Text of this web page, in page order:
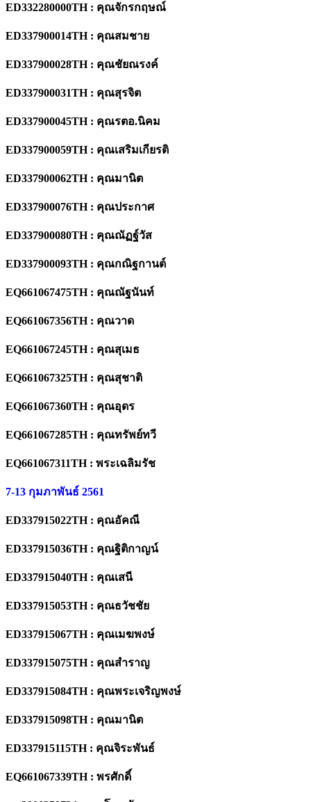
ED332280000TH : คุณจักรกฤษณ์
ED337900014TH : คุณสมชาย
ED337900028TH : คุณชัยณรงค์
ED337900031TH : คุณสุรจิต
ED337900045TH : คุณรตอ.นิคม
ED337900059TH : คุณเสริมเกียรติ
ED337900062TH : คุณมานิต
ED337900076TH : คุณประกาศ
ED337900080TH : คุณณัฏฐ์วัส
ED337900093TH : คุณกณิฐกานต์
EQ661067475TH : คุณณัฐนันท์
EQ661067356TH : คุณวาด
EQ661067245TH : คุณสุเมธ
EQ661067325TH : คุณสุชาติ
EQ661067360TH : คุณอุดร
EQ661067285TH : คุณทรัพย์ทวี
EQ661067311TH : พระเฉลิมรัช
7-13 กุมภาพันธ์ 2561
ED337915022TH : คุณอัคณี
ED337915036TH : คุณฐิติกาญน์
ED337915040TH : คุณเสนี
ED337915053TH : คุณธวัชชัย
ED337915067TH : คุณเมฆพงษ์
ED337915075TH : คุณสำราญ
ED337915084TH : คุณพระเจริญพงษ์
ED337915098TH : คุณมานิต
ED337915115TH : คุณจิระพันธ์
EQ661067339TH : พรศักดิ์